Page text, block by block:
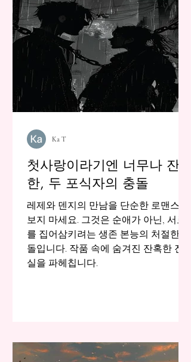
첫사랑이라기엔 너무나 잔급
한, 두 포식자의 충돌
레제와 덴지의 만남을 단순한 로맨스로
보지 마세요. 그것은 순애가 아닌, 서로
를 집어삼키려는 생존 본능의 처절한 충
돌입니다. 작품 속에 숨겨진 잔혹한 진
실을 파헤칩니다.
Ka T